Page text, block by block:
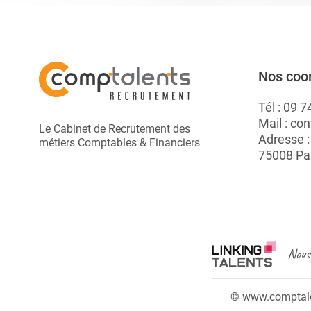
Le Cabinet de Recrutement des
métiers Comptables & Financiers
Nos
Tél : 09
Mail :
Adresse
75008
©